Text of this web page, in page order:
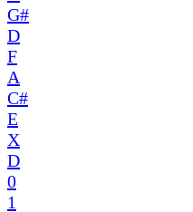
G#
D
F
A
C#
E
X
D
0
1